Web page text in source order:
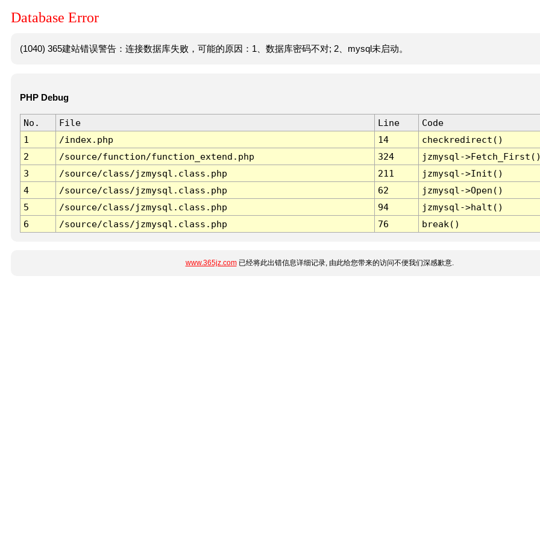
Database Error
(1040) 365建站错误警告：连接数据库失败，可能的原因：1、数据库密码不对; 2、mysql未启动。
PHP Debug
No. File Line
Code
1
/index.php 14
checkredirect()
2
/source/function/function_extend.php 324
jzmysql-
3
/source/class/jzmysql.class.php 211
jzmysql->Init()
4
/source/class/jzmysql.class.php 62
jzmysql->Open()
5
/source/class/jzmysql.class.php 94
jzmysql->halt()
6
/source/class/jzmysql.class.php 76 break()
www.365jz.com已经将此出错信息详细记录, 由此给您带来的访问不便我们深感歉意.